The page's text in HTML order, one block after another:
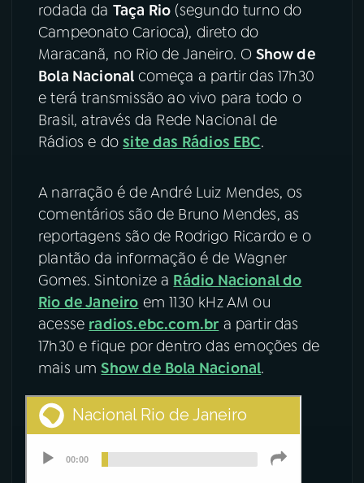
ACOMPANHE A RÁDIO NACIONAL
YouTube Facebook
Instagram X
rodada da Taça Rio (segundo turno do
Campeonato Carioca), direto do
Maracanã, no Rio de Janeiro. O Show de
Bola Nacional começa a partir das 17h30
e terá transmissão ao vivo para todo o
Brasil, através da Rede Nacional de
Rádios e dosite das Rádios EBC.
A narração é de André Luiz Mendes, os
comentários são de Bruno Mendes, as
reportagens são de Rodrigo Ricardo e o
plantão da informação é de Wagner
Gomes. Sintonize a Rádio Nacional do
Rio de Janeiro em 1130 kHz AM ou
acesse radios.ebc.com.br a partir das
17h30 e fique por dentro das emoções de
mais umShow de Bola Nacional.